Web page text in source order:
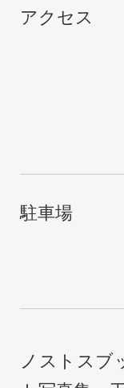
アクセス
駐車場
ノストスブ